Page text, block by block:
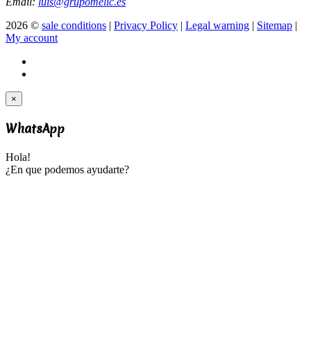
2026 © sale conditions | Privacy Policy | Legal warning | Sitemap |
My account
×
WhatsApp
Hola!
¿En que podemos ayudarte?